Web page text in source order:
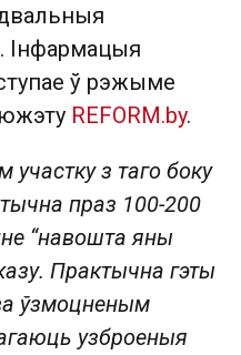
Інфармацыя
ў рэжыме
REFORM.by.
участку з таго боку
праз 100-200
“навошта яны
Практычна гэты
ўзмоцненым
узброеныя